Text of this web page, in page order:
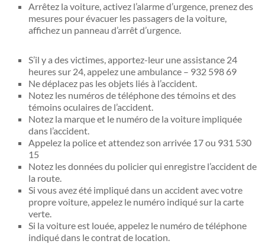
Arrêtez la voiture, activez l’alarme d’urgence, prenez des
mesures pour évacuer les passagers de la voiture,
affichez un panneau d’arrêt d’urgence.
S’il y a des victimes, apportez-leur une assistance 24
heures sur 24, appelez une ambulance – 932 598 69
Ne déplacez pas les objets liés à l’accident.
Notez les numéros de téléphone des témoins et des
témoins oculaires de l’accident.
Notez la marque et le numéro de la voiture impliquée
dans l’accident.
Appelez la police et attendez son arrivée 17 ou 931 530
15
Notez les données du policier qui enregistre l’accident de
la route.
Si vous avez été impliqué dans un accident avec votre
propre voiture, appelez le numéro indiqué sur la carte
verte.
Si la voiture est louée, appelez le numéro de téléphone
indiqué dans le contrat de location.